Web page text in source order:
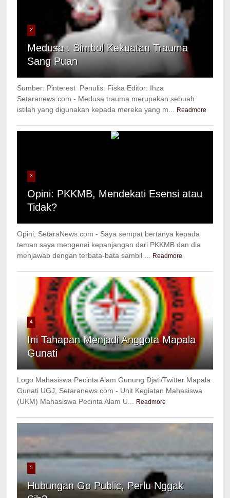
2
Medusa : Simbol Kekuatan Trauma
Sang Puan
Sumber: Pinterest Penulis: Fiska Editor: Ihza
Setaranews.com - Medusa trauma merupakan sebuah
istilah yang digunakan kepada mereka yang m...
Readmore
3
Opini: PKKMB, Mendekati Esensi atau
Tidak?
Opini, SetaraNews.com - Saya sempat bertanya kepada
teman saya mengenai kepanjangan dari PKKMB dan dia
menjawab dengan terbata-bata sambil ...
Readmore
4
Ini Tahapan Menjadi Anggota Mapala
Gunati
Logo Mahasiswa Pecinta Alam Gunung Djati/Twitter Mapala
Gunati UGJ, Setaranews.com - Unit Kegiatan Mahasiswa
(UKM) Mahasiswa Pecinta Alam U...
Readmore
5
Hubungan Go Public, Perlu Nggak